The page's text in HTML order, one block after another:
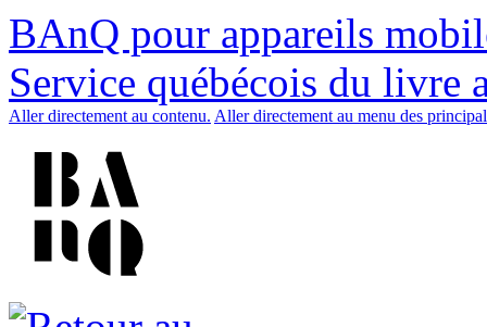
BAnQ pour appareils
Service québécois du livre
Aller directement au contenu. Aller directement au menu des